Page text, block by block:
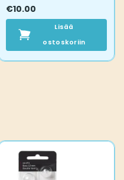
€10.00
Lisää
ostoskoriin